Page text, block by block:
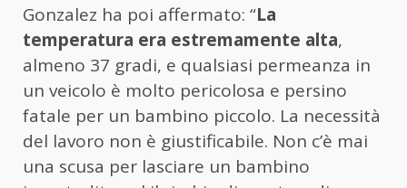
Gonzalez ha poi affermato: “La
temperatura era estremamente alta,
almeno 37 gradi, e qualsiasi permeanza in
un veicolo è molto pericolosa e persino
fatale per un bambino piccolo. La necessità
del lavoro non è giustificabile. Non c’è mai
una scusa per lasciare un bambino